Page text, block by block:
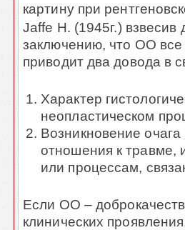
картину при
Jaffe H. (1945г.)
заключению, что ОО
приводит два до­вода в
Характер
неопластическом
Возникновение
отношения к травме,
или процессам,
Если ОО –
клинических